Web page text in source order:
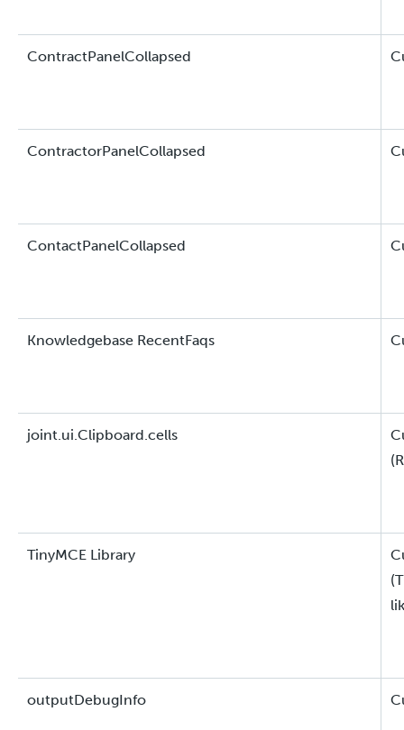
ContractPanelCollapsed
ContractorPanelCollapsed
ContactPanelCollapsed
Knowledgebase RecentFaqs
joint.ui.Clipboard.cells
TinyMCE Library
outputDebugInfo